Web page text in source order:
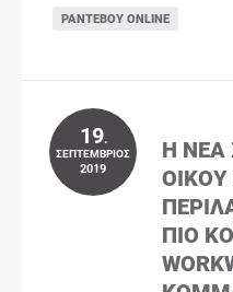
ΡΑΝΤΕΒΟΎ ONLINE
19.
ΣΕΠΤΈΜΒΡΙΟΣ
2019
Η ΝΈΑ
ΟΊΚΟΥ
ΠΙΟ